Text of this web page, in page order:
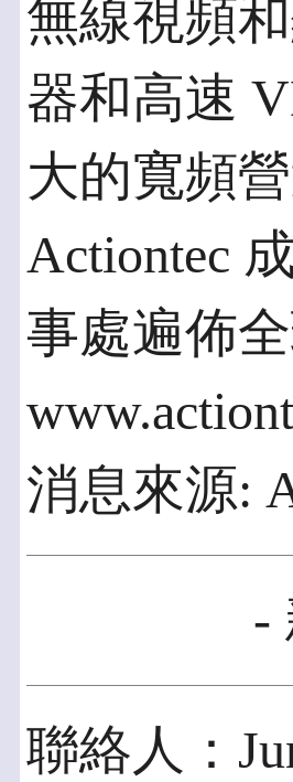
無線視頻
器和高速
大的寬頻
Actiontec
事處遍佈
消息來源:
-
聯絡人：